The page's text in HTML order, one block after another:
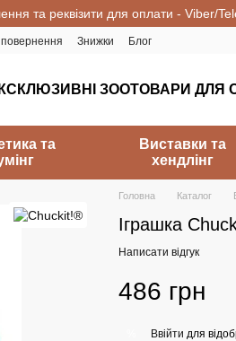
та реквізити для оплати - Viber/
Знижки Блог
ЗООТОВАРИ ДЛЯ
та
Виставки та
хендлінг
Головна Каталог
Іграшка
Написати відгук
486 грн
Ввійти для